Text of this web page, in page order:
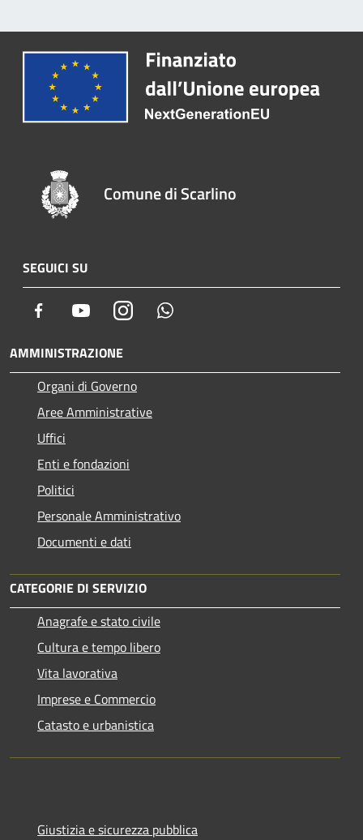
Comune di Scarlino
SEGUICI SU
Facebook YoutubeInstagram
AMMINISTRAZIONE
Organi di Governo
Aree Amministrative
Uffici
Enti e fondazioni
Politici
Personale Amministrativo
Documenti e dati
CATEGORIE DI SERVIZIO
Anagrafe e stato civile
Cultura e tempo libero
Vita lavorativa
Imprese e Commercio
Catasto e urbanistica
Giustizia e sicurezza pubblica